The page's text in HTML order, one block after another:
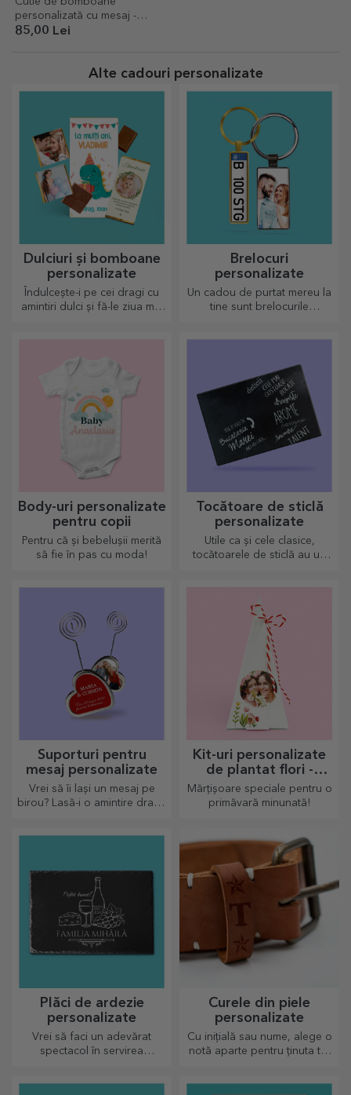
personalizată cu mesaj -
Mulțumesc!
85,00 Lei
Alte cadouri personalizate
Dulciuri și bomboane
personalizate
Îndulcește-i pe cei dragi cu
amintiri dulci și fă-le ziua mai
Brelocuri
personalizate
Un cadou de purtat mereu la
tine sunt brelocurile
Body-uri personalizate
pentru copii
Pentru că și bebelușii merită
să fie în pas cu moda!
Tocătoare de sticlă
personalizate
Utile ca și cele clasice,
tocătoarele de sticlă au un
bucătăriei.
Suporturi pentru
mesaj personalizate
Vrei să îi lași un mesaj pe
birou? Lasă-i o amintire dragă
Kit-uri personalizate
de plantat flori -
mărțișor piramidă
Mărțișoare speciale pentru o
primăvară minunată!
Plăci de ardezie
personalizate
Vrei să faci un adevărat
spectacol în servirea
Curele din piele
personalizate
Cu inițială sau nume, alege o
notă aparte pentru ținuta ta!